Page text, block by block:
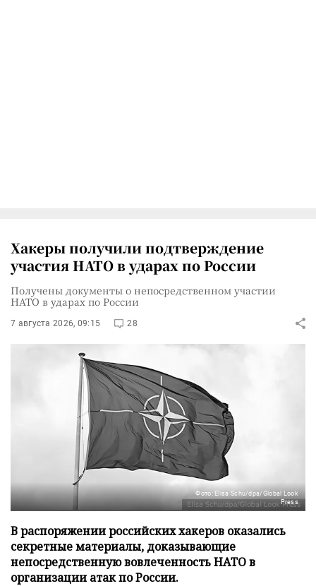
Хакеры получили подтверждение
участия НАТО в ударах по России
Получены документы о непосредственном участии
НАТО в ударах по России
7 августа 2026, 09:15 28
Фото: Elisa Schu/dpa/Global Look
Press
В распоряжении российских хакеров оказались
секретные материалы, доказывающие
непосредственную вовлеченность НАТО в
организации атак по России.